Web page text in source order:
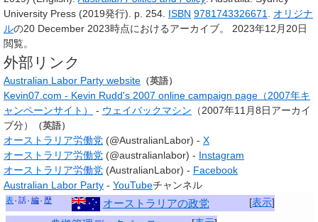
University Press (2019発行). p. 254. ISBN 9781743326671
オリジナ
ルの20 December 2023時点におけるアーカイブ。
2023年12月20日
閲覧。
外部リンク
Australian Labor Party website （英語）
Kevin07.com - Kevin Rudd's 2007 online campaign page（2007年キ
ャンペーンサイト）
- ウェイバックマシン （2007年11月8日アーカイ
ブ分）
（英語）
オーストラリア労働党 (@AustralianLabor) - X
オーストラリア労働党 (@australianlabor) - Instagram
オーストラリア労働党 (AustralianLabor) - Facebook
Australian Labor Party - YouTubeチャンネル
[表示]
表 話 編 歴 オーストラリアの政党